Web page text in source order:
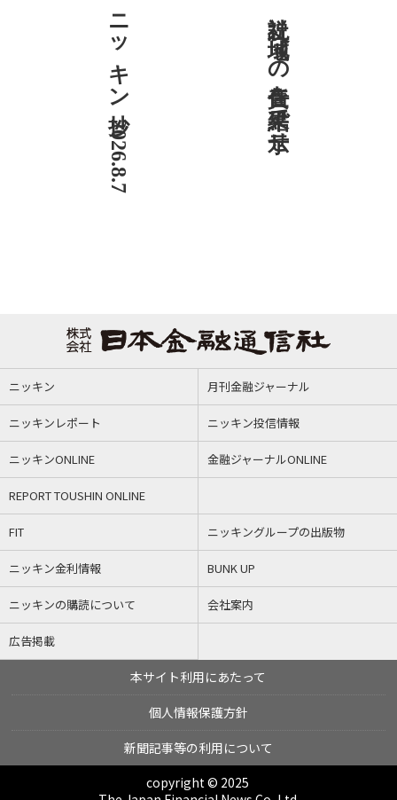
ニッキン抄 2026.8.7 社説 地域への責任を結果で示せ
ニッキン 月刊金融ジャーナル
ニッキンレポート ニッキン投信情報
ニッキンONLINE 金融ジャーナルONLINE
REPORT TOUSHIN ONLINE
FIT ニッキングループの出版物
ニッキン金利情報 BUNK UP
ニッキンの購読について 会社案内
広告掲載
本サイト利用にあたって
個人情報保護方針
新聞記事等の利用について
copyright © 2025